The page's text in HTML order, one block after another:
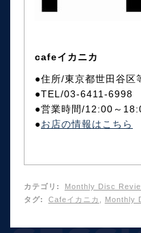
cafeイカニカ
●住所/東京都世田谷区
●TEL/03-6411-6998
●営業時間/12:00～
●お店の情報はこちら
カテゴリ :
Monthly Disc
タグ: Cafeイカニカ Monthly